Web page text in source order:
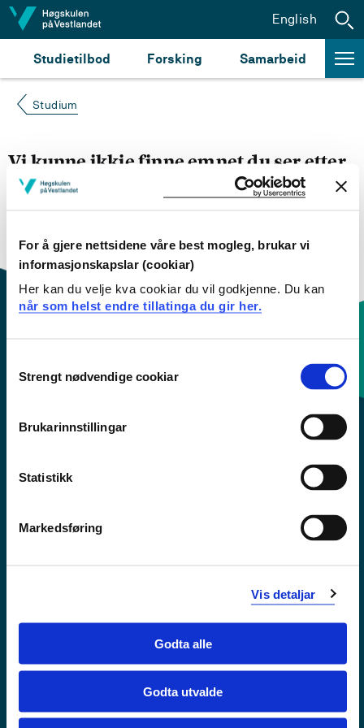
For å gjere nettsidene våre best mogleg, brukar vi
informasjonskapslar (cookiar)
Her kan du velje kva cookiar du vil godkjenne. Du kan
når som helst endre tillatinga du gir her.
Selection
Strengt nødvendige cookiar
Brukarinnstillingar
Statistikk
Markedsføring
Vis detaljar
Godta alle
Godta utvalde
Hopp til innhald
Studietilbod Forsking Samarbeid
English
Studium
Vi kunne ikkje finne emnet du ser etter
søke opp emnet du ser etter i
engelsk emneplan ved å klikke på «English».